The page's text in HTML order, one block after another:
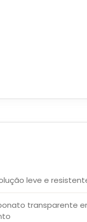
leve e
transparente